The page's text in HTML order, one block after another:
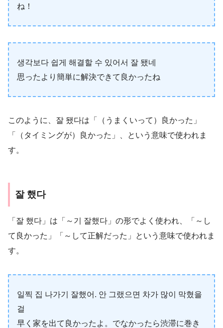
ね！
생각보다 쉽게 해결할 수 있어서 잘 됐네
思ったより簡単に解決できて良かったね
このように、잘 됐다は「（うまくいって）良かった」
「（タイミングが）良かった」、という意味で使われま
す。
잘 했다
「잘 했다」は「～기 잘했다」の形でよく使われ、「～し
て良かった」「～して正解だった」という意味で使われま
す。
일찍 집 나가기 잘했어. 안 그랬으면 차가 많이 막혔을
걸
早く家を出て良かったよ。でなかったら渋滞に巻き